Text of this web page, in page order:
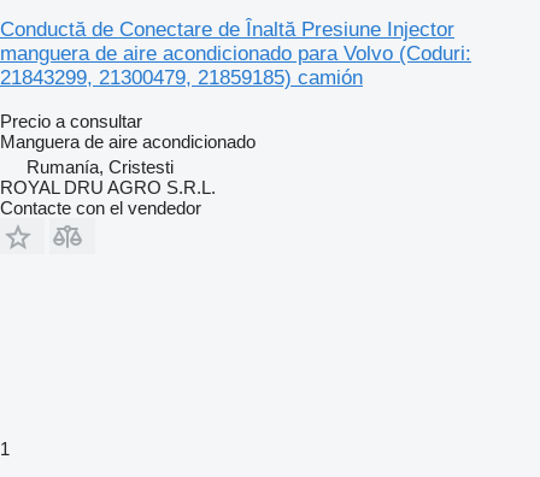
Conductă de Conectare de Înaltă Presiune Injector
manguera de aire acondicionado para Volvo (Coduri:
21843299, 21300479, 21859185) camión
Precio a consultar
Manguera de aire acondicionado
Rumanía, Cristesti
ROYAL DRU AGRO S.R.L.
Contacte con el vendedor
1